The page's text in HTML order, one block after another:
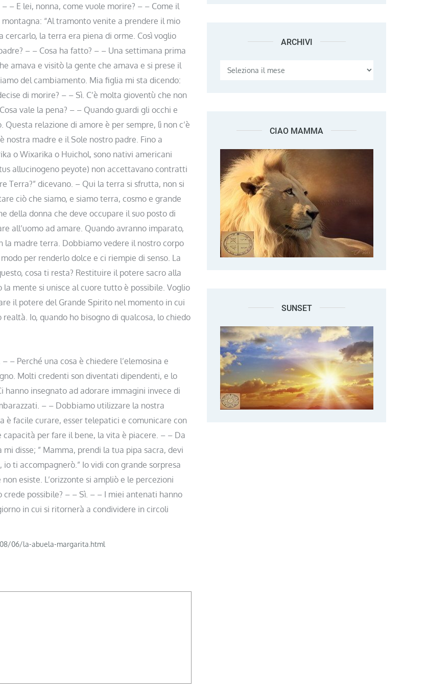
– E lei, nonna, come vuole morire? – – Come il
“Al tramonto venite a prendere il mio
la terra era piena di orme. Così voglio
– – Cosa ha fatto? – – Una settimana prima
amava e visitò la gente che amava e si prese il
del cambiamento. Mia figlia mi sta dicendo:
di morire? – – Sì. C’è molta gioventù che non
vale la pena? – – Quando guardi gli occhi e
relazione di amore è per sempre, lì non c’è
nostra madre e il Sole nostro padre. Fino a
o Wixarika o Huichol, sono nativi americani
allucinogeno peyote) non accettavano contratti
Terra?” dicevano. – Qui la terra si sfrutta, non si
ciò che siamo, e siamo terra, cosmo e grande
della donna che deve occupare il suo posto di
all’uomo ad amare. Quando avranno imparato,
la madre terra. Dobbiamo vedere il nostro corpo
per renderlo dolce e ci riempie di senso. La
cosa ti resta? Restituire il potere sacro alla
mente si unisce al cuore tutto è possibile. Voglio
il potere del Grande Spirito nel momento in cui
Io, quando ho bisogno di qualcosa, lo chiedo
– Perché una cosa è chiedere l’elemosina e
Molti credenti son diventati dipendenti, e lo
insegnato ad adorare immagini invece di
– – Dobbiamo utilizzare la nostra
è facile curare, esser telepatici e comunicare con
per fare il bene, la vita è piacere. – – Da
disse; ” Mamma, prendi la tua pipa sacra, devi
ti accompagnerò.” Io vidi con grande sorpresa
esiste. L’orizzonte si ampliò e le percezioni
possibile? – – Sì. – – I miei antenati hanno
in cui si ritornerà a condividere in circoli
06/la-abuela-margarita.html
ARCHIVI Archivi
CIAO MAMMA
SUNSET